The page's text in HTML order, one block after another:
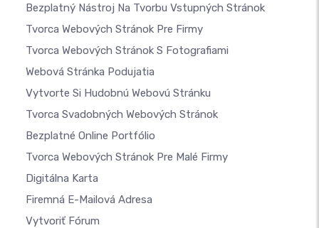
Bezplatný Nástroj Na Tvorbu Vstupných Stránok
Tvorca Webových Stránok Pre Firmy
Tvorca Webových Stránok S Fotografiami
Webová Stránka Podujatia
Vytvorte Si Hudobnú Webovú Stránku
Tvorca Svadobných Webových Stránok
Bezplatné Online Portfólio
Tvorca Webových Stránok Pre Malé Firmy
Digitálna Karta
Firemná E-Mailová Adresa
Vytvoriť Fórum